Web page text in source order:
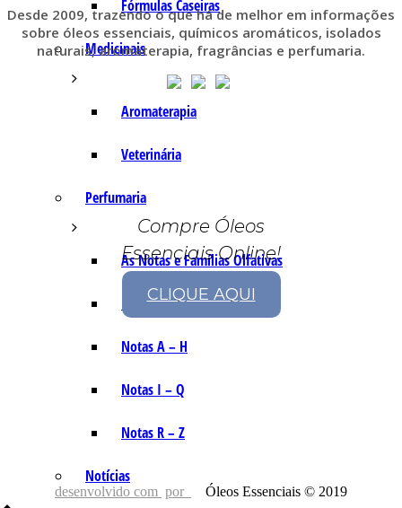
Fórmulas Caseiras
Medicinais
Aromaterapia
Veterinária
Perfumaria
As Notas e Famílias Olfativas
Marketing Olfativo
Notas A – H
Notas I – Q
Notas R – Z
Notícias
Desde 2009, trazendo o que há de melhor em informações
sobre óleos essenciais, químicos aromáticos, isolados
naturais, aromaterapia, fragrâncias e perfumaria.
Compre Óleos
Essenciais Online!
CLIQUE AQUI
desenvolvido com por Óleos Essenciais © 2019